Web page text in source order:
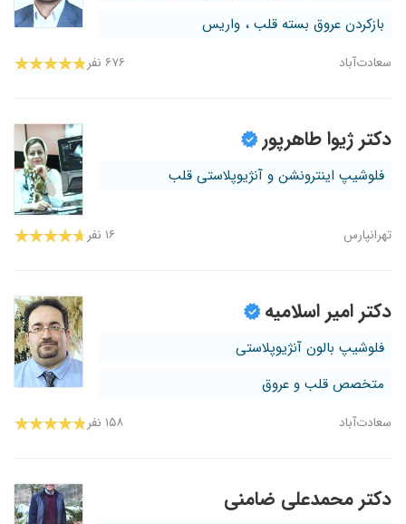
بازکردن عروق بسته قلب ، واریس
سعادت‌آباد ۶۷۶ نفر
دکتر ژیوا طاهرپور
فلوشیپ اینترونشن و آنژیوپلاستی قلب
تهرانپارس ۱۶ نفر
دکتر امیر اسلامیه
فلوشیپ بالون آنژیوپلاستی
متخصص قلب و عروق
سعادت‌آباد ۱۵۸ نفر
دکتر محمدعلی ضامنی